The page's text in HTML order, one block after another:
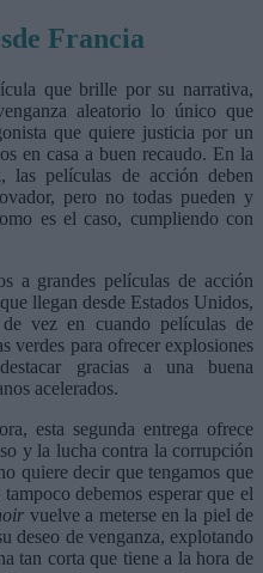
Francia
que brille por su narrativa,
aleatorio lo único que
que quiere justicia por un
en casa a buen recaudo. En la
, las películas de acción deben
pero no todas pueden y
es el caso, cumpliendo con
a grandes películas de acción
que llegan desde Estados Unidos,
vez en cuando películas de
verdes para ofrecer explosiones
gracias a una buena
acelerados.
esta segunda entrega ofrece
y la lucha contra la corrupción
quiere decir que tengamos que
debemos esperar que el
vuelve a meterse en la piel de
deseo de venganza, explotando
tan corta que tiene a la hora de